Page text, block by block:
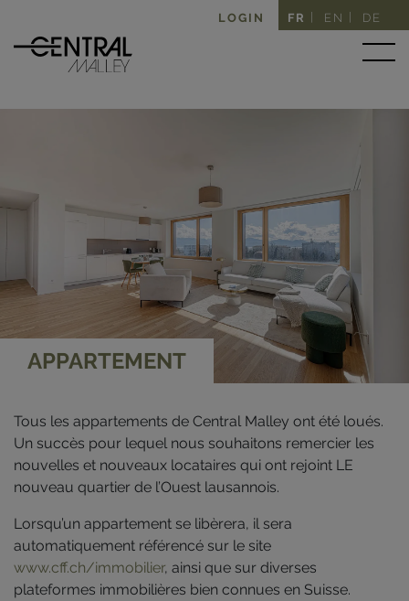
LOGIN FR EN DE
APPARTEMENT
Tous les appartements de Central Malley ont été loués.
Un succès pour lequel nous souhaitons remercier les
nouvelles et nouveaux locataires qui ont rejoint LE
nouveau quartier de l’Ouest lausannois.
Lorsqu’un appartement se libèrera, il sera
automatiquement référencé sur le site
www.cff.ch/immobilier, ainsi que sur diverses
plateformes immobilières bien connues en Suisse.